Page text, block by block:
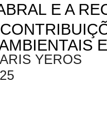
E A
YEROS